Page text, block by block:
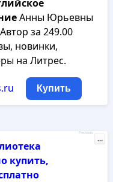
Анны Юрьевны
за 249.00
новинки,
на Литрес.
Купить
купить,
Реклама
...